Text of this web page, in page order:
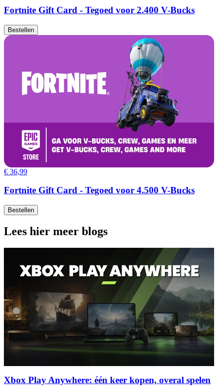
Fortnite Gift Card - Tegoed voor 2.400 V-Bucks
Bestellen
€ 36,99
Fortnite Gift Card - Tegoed voor 4.500 V-Bucks
Bestellen
Lees hier meer blogs
Xbox Play Anywhere: één keer kopen, overal spelen